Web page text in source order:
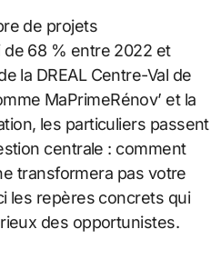
68 % entre 2022 et
la DREAL Centre-Val de
MaPrimeRénov’ et la
les particuliers passent
centrale : comment
transformera pas votre
les repères concrets qui
des opportunistes.